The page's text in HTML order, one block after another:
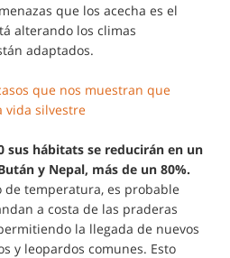
que los acecha es el
alterando los climas
adaptados.
que nos muestran que
vida silvestre
sus hábitats se reducirán en un
y Nepal, más de un 80%.
de temperatura, es probable
a costa de las praderas
la llegada de nuevos
y leopardos comunes. Esto